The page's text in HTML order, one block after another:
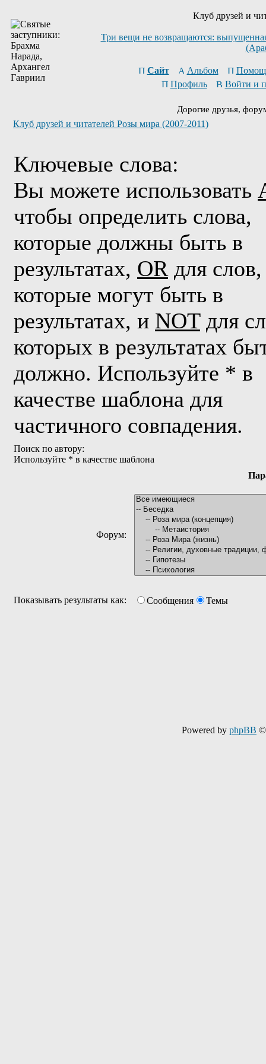
Клуб друзей и
Три вещи не возвращаются:
Сайт Альбом
Профиль
Войти и
Дорогие друзья,
Клуб друзей и читателей Розы мира (2007-2011)
Ключевые слова:
Вы можете использовать
чтобы определить слова,
которые должны быть в
результатах, OR для слов,
которые могут быть в
результатах, и NOTдля
которых в результатах
должно. Используйте * в
качестве шаблона для
частичного совпадения.
Поиск по автору:
Используйте * в качестве шаблона
Форум:
Показывать результаты как: Сообщения Темы
Powered by phpBB ©